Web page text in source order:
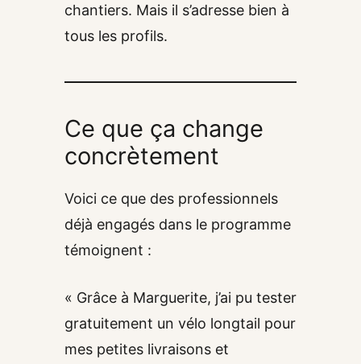
chantiers. Mais il s’adresse bien à
tous les profils.
Ce que ça change
concrètement
Voici ce que des professionnels
déjà engagés dans le programme
témoignent :
« Grâce à Marguerite, j’ai pu tester
gratuitement un vélo longtail pour
mes petites livraisons et